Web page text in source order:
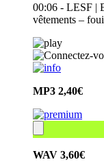
00:06 - LESF |
vêtements –
MP3 2,40€
WAV 3,60€